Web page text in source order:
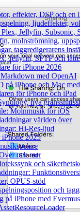
effekter, DSP och en
ljudeffekter,
Jellyfin, Subsonic,
molnströmning,
taggredigerarens
Jellyfin, SFTP och
för iPhone 2026
med OpenAI
iPhone och Mac
för iPhone och iPad
nya
Molnmusik för iOS
världen över
Hi-Res-ljud
iPhone 2025
och mer
och
OPUS-stöd
och
på iPhone med